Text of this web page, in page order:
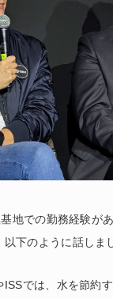
地での勤務経験が
下のように話しま
ISSでは、水を節約